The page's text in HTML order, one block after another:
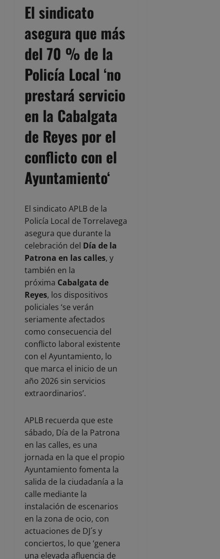
El sindicato
asegura que más
del 70 % de la
Policía Local ‘no
prestará servicio
en la Cabalgata
de Reyes por el
conflicto con el
Ayuntamiento‘
El sindicato APLB de la
Policía Local de Torrelavega
asegura que durante la
celebración del Día de la
Patrona en las calles, y
también en la
próxima Cabalgata de
Reyes, los dispositivos
policiales ‘se verán
seriamente afectados
como consecuencia del
conflicto laboral existente
con el Ayuntamiento, lo
que marca el inicio de un
año 2026 sin servicios
extraordinarios’.
APLB recuerda que este
sábado, Día de la Patrona
en las calles, es una
jornada en la que el propio
Ayuntamiento fomenta la
salida de la ciudadanía a la
calle mediante la
instalación de escenarios
en la zona de ocio, con
actuaciones de DJ´s y
conciertos, lo que ‘genera
una elevada afluencia de